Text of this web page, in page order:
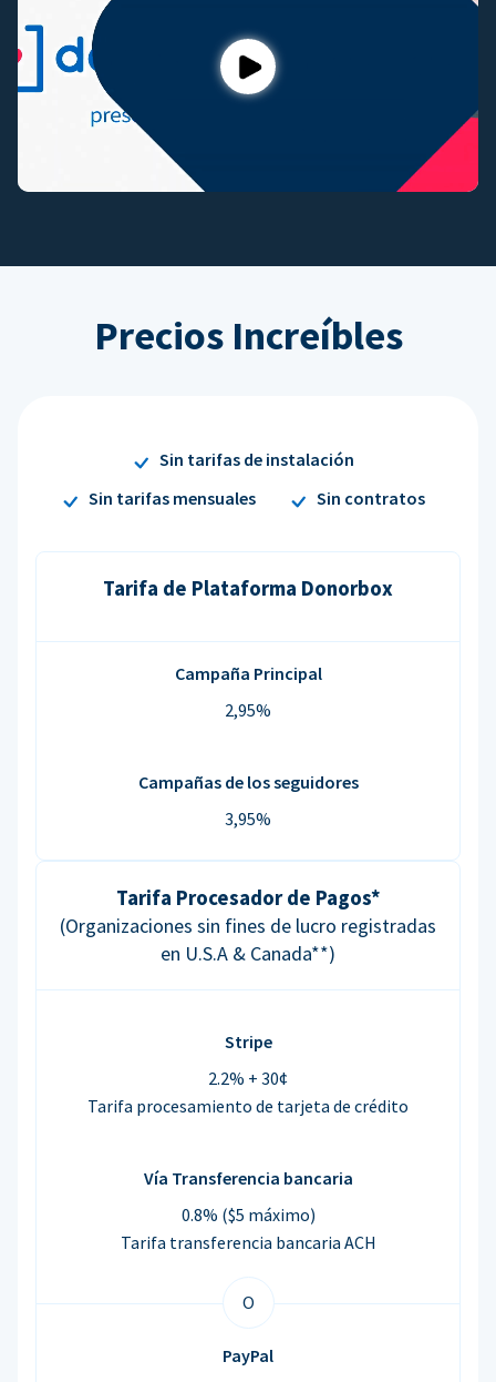
Play
Precios Increíbles
Sin tarifas de instalación
Sin tarifas mensuales
Sin contratos
Tarifa de Plataforma Donorbox
Campaña Principal
2,95%
Campañas de los seguidores
3,95%
Tarifa Procesador de Pagos*
(Organizaciones sin fines de lucro registradas
en U.S.A & Canada**)
Stripe
2.2% + 30¢
Tarifa procesamiento de tarjeta de crédito
Vía Transferencia bancaria
0.8% ($5 máximo)
Tarifa transferencia bancaria ACH
O
PayPal